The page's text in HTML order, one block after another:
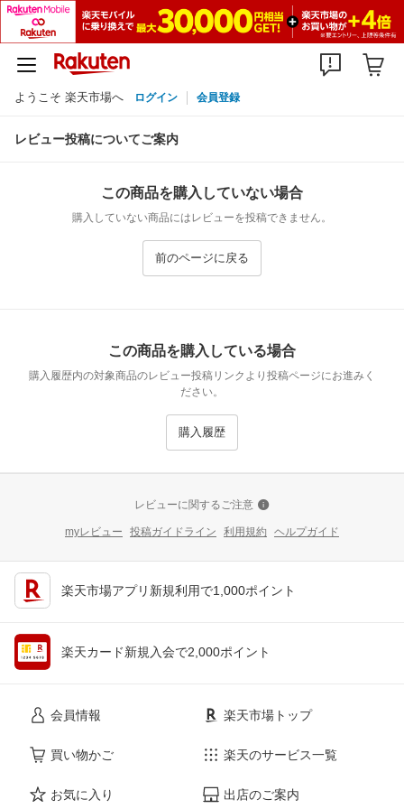
ようこそ 楽天市場へ ログイン 会員登録
レビュー投稿についてご案内
この商品を購入していない場合
購入していない商品にはレビューを投稿できません。
前のページに戻る
この商品を購入している場合
購入履歴内の対象商品のレビュー投稿リンクより投稿ページにお進みく
ださい。
購入履歴
レビューに関するご注意
myレビュー 投稿ガイドライン 利用規約 ヘルプガイド
楽天市場アプリ新規利用で1,000ポイント
楽天カード新規入会で2,000ポイント
会員情報
買い物かご
お気に入り
楽天市場トップ
楽天のサービス一覧
出店のご案内